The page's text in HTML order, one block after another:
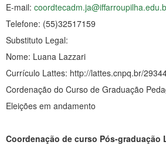
E-mail:
Telefone: (55)32517159
Substituto Legal:
Nome: Luana Lazzari
Currículo Lattes: http://lattes.cnpq.br/
Cordenação do Curso de Graduação
Eleições em andamento
Coordenação de curso Pós-graduação